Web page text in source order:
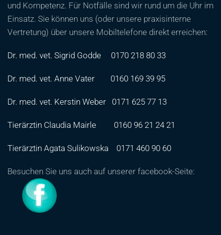
und Kompetenz. Für Notfälle sind wir rund um die Uhr im
Einsatz. Sie können uns (oder unsere praxisinterne
Vertretung) über unsere Mobiltelefone direkt erreichen:
Dr. med. vet. Sigrid Godde 0170 218 80 33
Dr. med. vet. Anne Vater 0160 169 39 95
Dr. med. vet. Kerstin Weber 0171 625 77 13
Tierärztin Claudia Mairle 0160 96 21 24 21
Tierärztin Agata Sulikowska 0171 460 90 60
Besuchen Sie uns auch auf unserer facebook-Seite: